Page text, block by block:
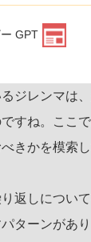
GPT
ジレンマは
すね。ここ
きかを模索
返しについ
ターンがあ